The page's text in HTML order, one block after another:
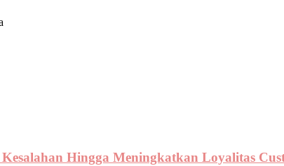
Hingga Meningkatkan Loyalitas